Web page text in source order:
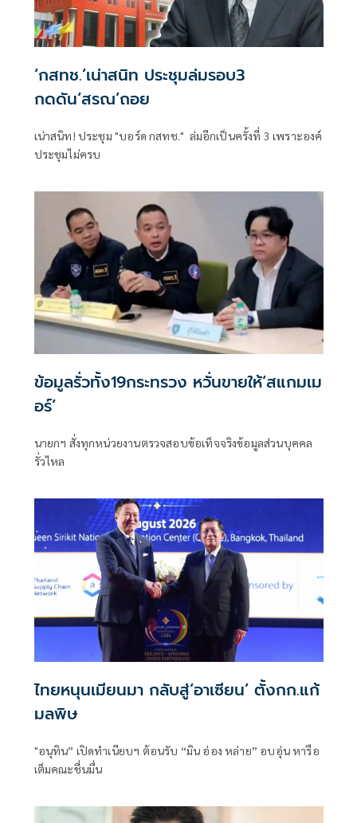
‘กสทช.’เน่าสนิท ประชุมล่มรอบ3
กดดัน‘สรณ’ถอย
เน่าสนิท! ประชุม "บอร์ด กสทช." ล่มอีกเป็นครั้งที่ 3 เพราะองค์
ประชุมไม่ครบ
ข้อมูลรั่วทั้ง19กระทรวง หวั่นขายให้‘สแกมเม
อร์’
นายกฯ สั่งทุกหน่วยงานตรวจสอบข้อเท็จจริงข้อมูลส่วนบุคคล
รั่วไหล
ไทยหนุนเมียนมา กลับสู่‘อาเซียน’ ตั้งกก.แก้
มลพิษ
"อนุทิน” เปิดทำเนียบฯ ต้อนรับ “มิน อ่อง หล่าย” อบอุ่น หารือ
เต็มคณะชื่นมื่น